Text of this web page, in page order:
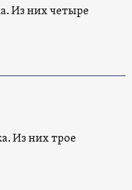
Из них четыре
Из них трое